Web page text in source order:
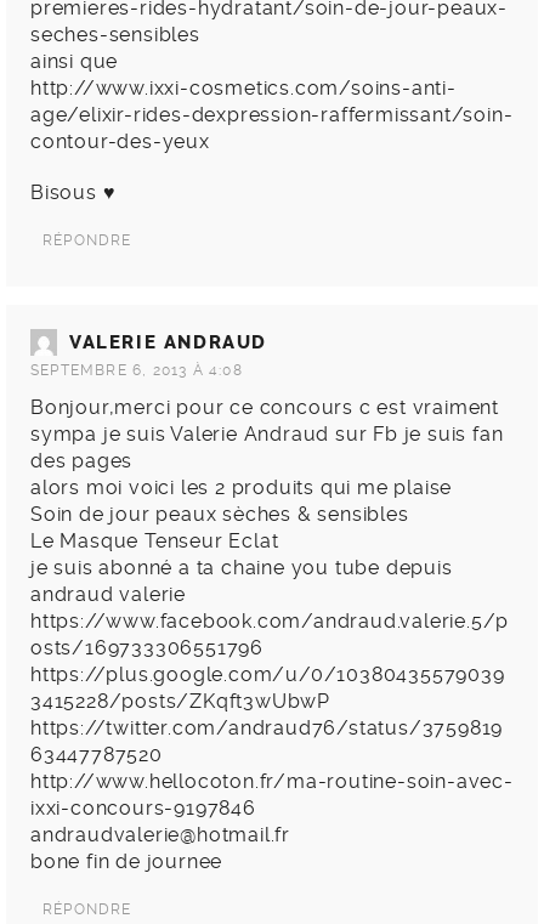
premieres-rides-hydratant/soin-de-jour-peaux-
seches-sensibles
ainsi que
http://www.ixxi-cosmetics.com/soins-anti-
age/elixir-rides-dexpression-raffermissant/soin-
contour-des-yeux
Bisous ♥
RÉPONDRE
VALERIE ANDRAUD
SEPTEMBRE 6, 2013 À 4:08
Bonjour,merci pour ce concours c est vraiment
sympa je suis Valerie Andraud sur Fb je suis fan
des pages
alors moi voici les 2 produits qui me plaise
Soin de jour peaux sèches & sensibles
Le Masque Tenseur Eclat
je suis abonné a ta chaine you tube depuis
andraud valerie
https://www.facebook.com/andraud.valerie.5/p
osts/169733306551796
https://plus.google.com/u/0/10380435579039
3415228/posts/ZKqft3wUbwP
https://twitter.com/andraud76/status/3759819
63447787520
http://www.hellocoton.fr/ma-routine-soin-avec-
ixxi-concours-9197846
andraudvalerie@hotmail.fr
bone fin de journee
RÉPONDRE